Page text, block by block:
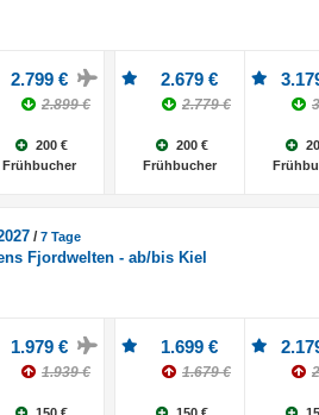
2.799 €
2.899 €
200 €
Frühbucher
2.679 €
2.779 €
200 €
Frühbucher
/7 Tage
Fjordwelten - ab/bis Kiel
1.979 €
1.939 €
1.699 €
1.679 €